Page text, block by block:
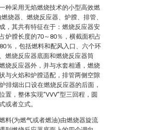
种采用无焰燃烧技术的小型高效燃
烧器、燃烧反应器、炉膛、排管、
，其共有特征在于：燃烧反应器安
炉膛长度的70～80％，横截面积占
％，包括燃料和配风入口、六个环
燃烧反应器底面和燃烧反应器筒
烧反应器外，并与水套相通，燃烧
与火焰和炉膛适配，排管两侧空隙
排烟出口设在燃烧反应器的后面，
置，整体实现“VVV”型三回程，圆
或者立式。
料(为燃气或者燃油)由燃烧器旋流